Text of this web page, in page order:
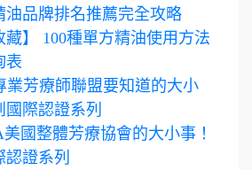
油品牌排名推薦完全攻略
藏】 100種單方精油使用方法
表
業芳療師聯盟要知道的大小
際認證系列
國整體芳療協會的大小事！
證系列